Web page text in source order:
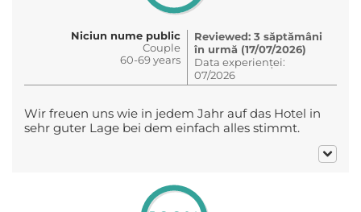
Niciun nume public
Couple
60-69 years
Reviewed: 3 săptămâni
în urmă (17/07/2026)
Data experienței:
07/2026
Wir freuen uns wie in jedem Jahr auf das Hotel in
sehr guter Lage bei dem einfach alles stimmt.